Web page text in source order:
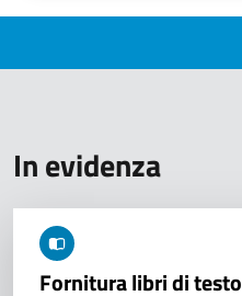
In evidenza
Fornitura libri di testo